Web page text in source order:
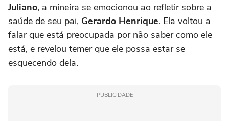
Juliano, a mineira se emocionou ao refletir sobre a
saúde de seu pai, Gerardo Henrique. Ela voltou a
falar que está preocupada por não saber como ele
está, e revelou temer que ele possa estar se
esquecendo dela.
PUBLICIDADE